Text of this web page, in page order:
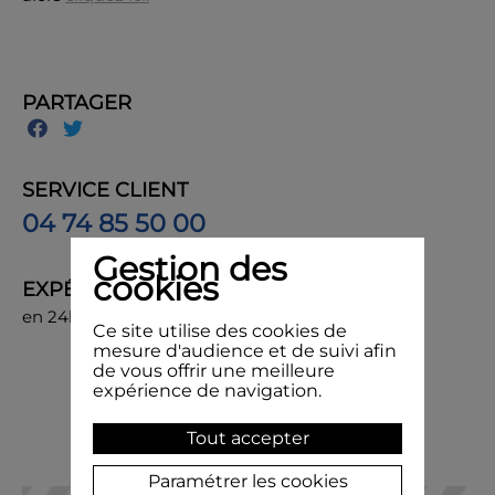
PARTAGER
SERVICE CLIENT
04 74 85 50 00
EXPÉDITION
en 24h, livraison chez vous ou en point de retrait
Gestion des
cookies
Ce site utilise des cookies de
mesure d'audience et de suivi afin
de vous offrir une meilleure
expérience de navigation.
Tout accepter
Paramétrer les cookies